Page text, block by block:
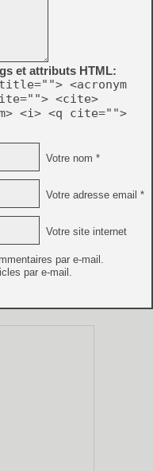
et attributs HTML:
<acronym
<cite>
<i> <q cite="">
Votre nom *
Votre adresse email *
Votre site internet
par e-mail.
par e-mail.